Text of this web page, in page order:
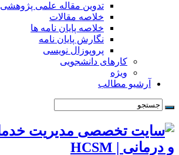
تدوین مقاله علمی پژوهشی
خلاصه مقالات
خلاصه پایان نامه ها
نگارش پایان نامه
پروپوزال نویسی
کارهای دانشجویی
ویژه
آرشیو مطالب